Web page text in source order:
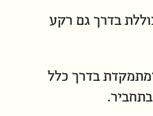
בדרך גם רקע
בדרך כלל